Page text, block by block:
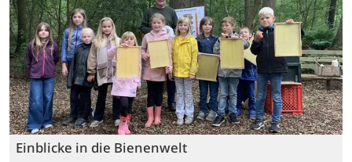
Einblicke in die Bienenwelt